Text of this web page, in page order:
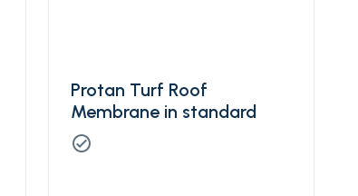
Protan Turf Roof
Membrane in standard
check_circle